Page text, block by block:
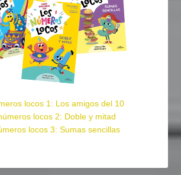
locos 1: Los amigos del 10
locos 2: Doble y mitad
locos 3: Sumas sencillas